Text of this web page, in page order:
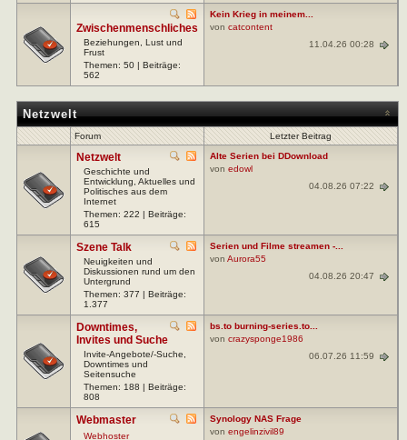
Zwischenmenschliches
Beziehungen, Lust und
Frust
Themen: 50 | Beiträge:
562
Kein Krieg in meinem...
von catcontent
11.04.26 00:28
Netzwelt
Forum Letzter Beitrag
Netzwelt
Geschichte und
Entwicklung, Aktuelles und
Politisches aus dem
Internet
Themen: 222 | Beiträge:
615
Alte Serien bei DDownload
von edowl
04.08.26 07:22
Szene Talk
Neuigkeiten und
Diskussionen rund um den
Untergrund
Themen: 377 | Beiträge:
1.377
Serien und Filme streamen -...
von Aurora55
04.08.26 20:47
Downtimes,
Invites und Suche
Invite-Angebote/-Suche,
Downtimes und
Seitensuche
Themen: 188 | Beiträge:
808
bs.to burning-series.to...
von crazysponge1986
06.07.26 11:59
Webmaster
Webhoster
Synology NAS Frage
von engelinzivil89